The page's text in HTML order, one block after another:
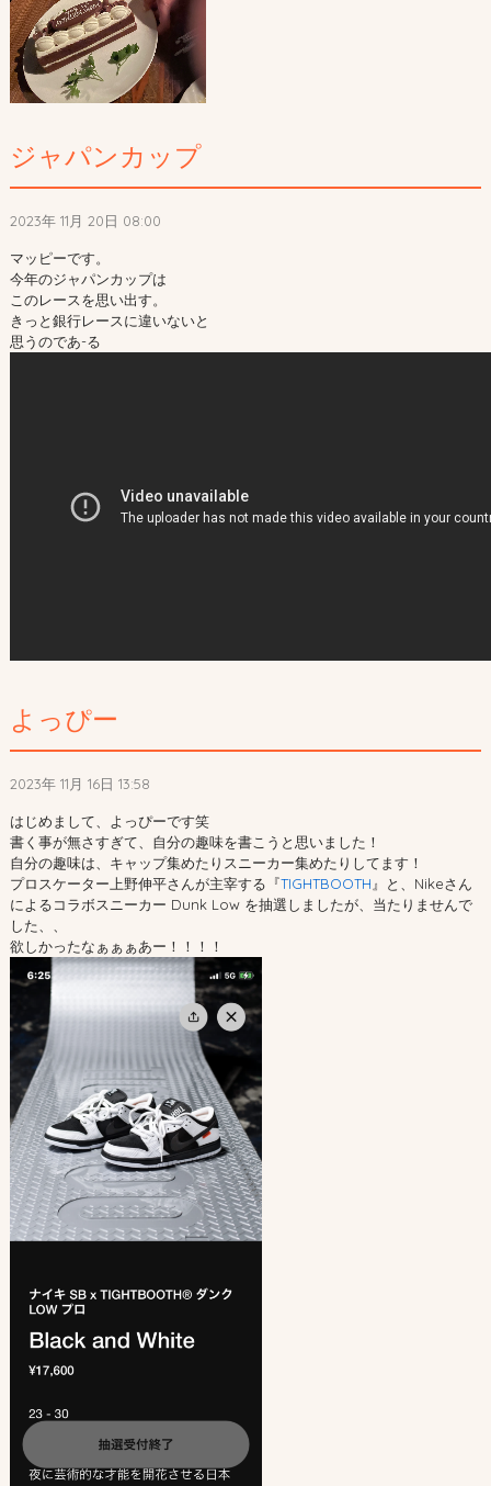
ジャパンカップ
2023年 11月 20日 08:00
マッピーです。
今年のジャパンカップは
このレースを思い出す。
きっと銀行レースに違いないと
思うのであ-る
よっぴー
2023年 11月 16日 13:58
はじめまして、よっぴーです笑
書く事が無さすぎて、自分の趣味を書こうと思いました！
自分の趣味は、キャップ集めたりスニーカー集めたりしてます！
プロスケーター上野伸平さんが主宰する『TIGHTBOOTH』と、Nikeさん
によるコラボスニーカー Dunk Low を抽選しましたが、当たりませんで
した、、
欲しかったなぁぁぁあー！！！！